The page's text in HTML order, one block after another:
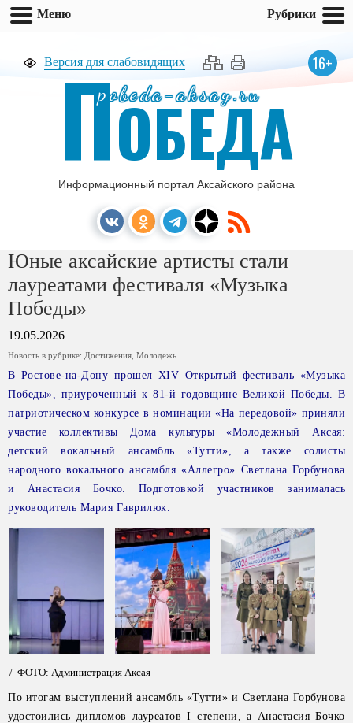
Версия для слабовидящих 16+
pobeda-aksay.ru
ПОБЕДА
Информационный портал Аксайского района
Юные аксайские артисты стали
лауреатами фестиваля «Музыка
Победы»
19.05.2026
Новость в рубрике: Достижения Молодежь
В Ростове-на-Дону прошел XIV Открытый фестиваль «Музыка
Победы», приуроченный к 81-й годовщине Великой Победы. В
патриотическом конкурсе в номинации «На передовой» приняли
участие коллективы Дома культуры «Молодежный Аксая:
детский вокальный ансамбль «Тутти», а также солисты
народного вокального ансамбля «Аллегро» Светлана Горбунова
и Анастасия Бочко. Подготовкой участников занималась
руководитель Мария Гаврилюк.
/ ФОТО: Администрация Аксая
По итогам выступлений ансамбль «Тутти» и Светлана Горбунова
удостоились дипломов лауреатов I степени, а Анастасия Бочко
Меню Рубрики